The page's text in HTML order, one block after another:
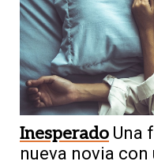
Inesperado Una
nueva novia